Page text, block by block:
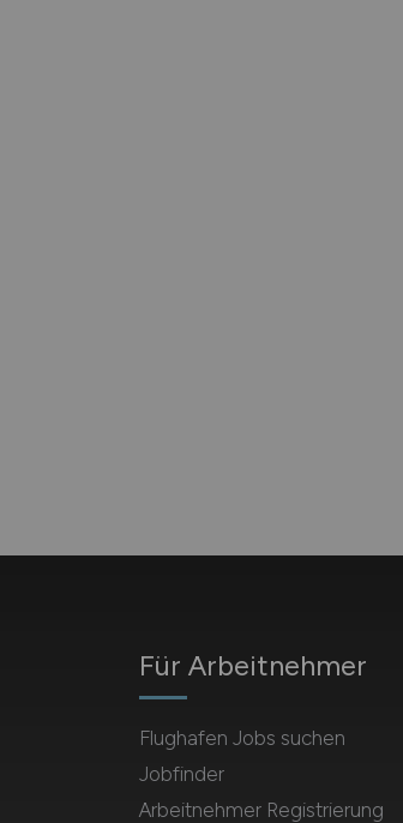
Für Arbeitnehmer
Flughafen Jobs suchen
Jobfinder
Arbeitnehmer Registrierung